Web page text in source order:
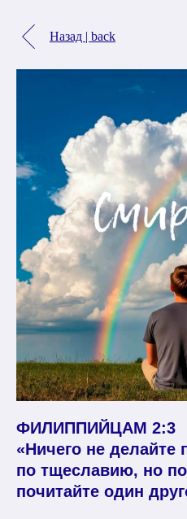
Назад | back
ФИЛИППИЙЦАМ 2:3
«Ничего не
по тщеславию, но
почитайте один